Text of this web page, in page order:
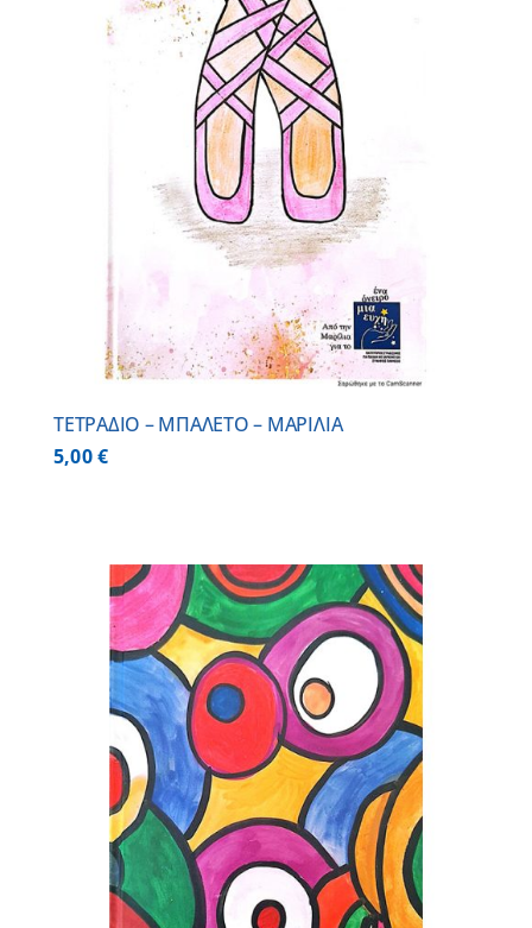
ΤΕΤΡΑΔΙΟ – ΜΠΑΛΕΤΟ – ΜΑΡΙΛΙΑ
5,00€